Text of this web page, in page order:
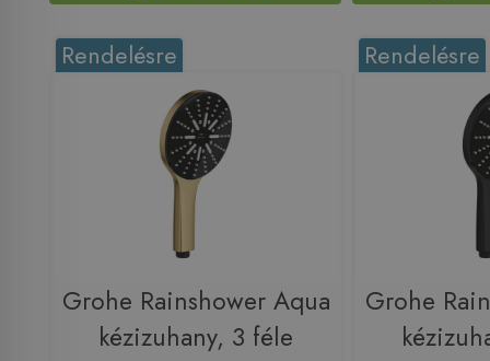
Rendelésre
Grohe Rainshower Aqua
kézizuhany, 3 féle
Rendelésre
Grohe